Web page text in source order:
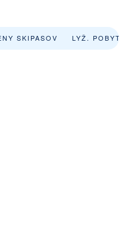
SKIPASOV LYŽ. POBYTY